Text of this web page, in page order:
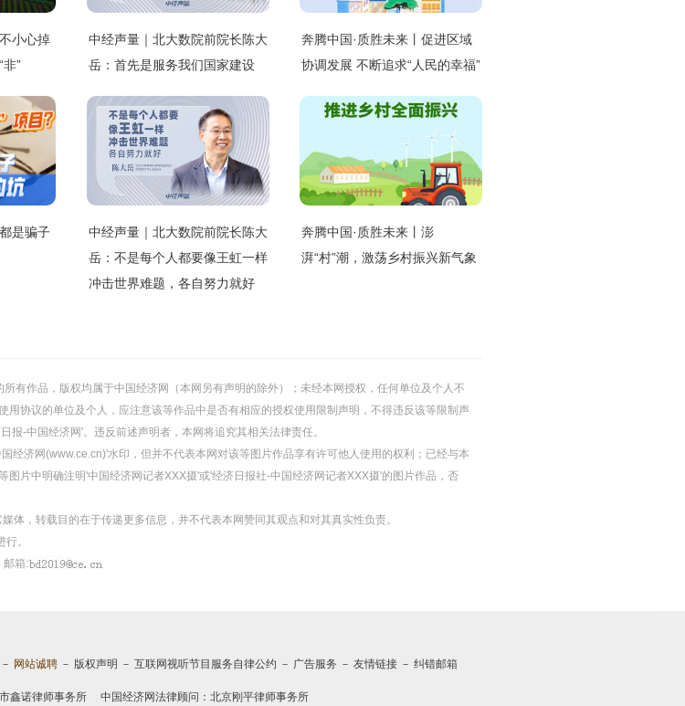
小心掉
”
中经声量｜北大数院前院长陈大
岳：首先是服务我们国家建设
奔腾中国·质胜未来丨促进区域
协调发展 不断追求“人民的幸福”
是骗子
中经声量｜北大数院前院长陈大
岳：不是每个人都要像王虹一样
冲击世界难题，各自努力就好
奔腾中国·质胜未来丨澎
湃“村”潮，激荡乡村振兴新气象
有作品，版权均属于中国经济网（本网另有声明的除外）；未经本网授权，任何单位及个人不
协议的单位及个人，应注意该等作品中是否有相应的授权使用限制声明，不得违反该等限制声
报-中国经济网'。违反前述声明者，本网将追究其相关法律责任。
经济网(www.ce.cn)'水印，但并不代表本网对该等图片作品享有许可他人使用的权利；已经与本
片中明确注明'中国经济网记者XXX摄'或'经济日报社-中国经济网记者XXX摄'的图片作品，否
体，转载目的在于传递更多信息，并不代表本网赞同其观点和对其真实性负责。
。
邮箱:
－ 网站诚聘 － 版权声明 － 互联网视听节目服务自律公约 － 广告服务 － 友情链接 － 纠错邮箱
鑫诺律师事务所中国经济网法律顾问：北京刚平律师事务所